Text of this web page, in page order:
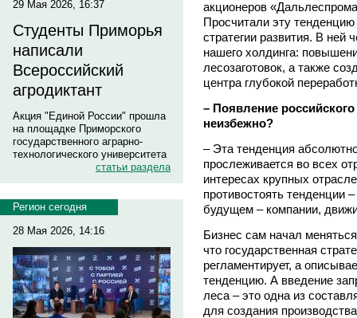
29 Мая 2026, 16:37
Студенты Приморья
написали
Всероссийский
агродиктант
Акция "Единой России" прошла
на площадке Приморского
государственного аграрно-
технологического университета
статьи раздела
Регион сегодня
28 Мая 2026, 14:16
акционеров
Просчитали эту
стратегии развития. В ней
нашего холдинга:
лесозаготовок, а также
центра глубокой
– Появление
неизбежно?
– Эта тенденция
прослеживается во всех
интересах крупных
противостоять тенденции
будущем – компании,
Бизнес сам начал
что государственная
регламентирует, а
тенденцию. А введение
леса – это одна из
для создания